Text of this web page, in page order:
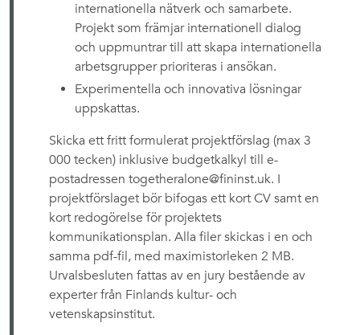
internationella nätverk och samarbete.
Projekt som främjar internationell dialog
och uppmuntrar till att skapa internationella
arbetsgrupper prioriteras i ansökan.
Experimentella och innovativa lösningar
uppskattas.
Skicka ett fritt formulerat projektförslag (max 3
000 tecken) inklusive budgetkalkyl till e-
postadressen togetheralone@fininst.uk. I
projektförslaget bör bifogas ett kort CV samt en
kort redogörelse för projektets
kommunikationsplan. Alla filer skickas i en och
samma pdf-fil, med maximistorleken 2 MB.
Urvalsbesluten fattas av en jury bestående av
experter från Finlands kultur- och
vetenskapsinstitut.